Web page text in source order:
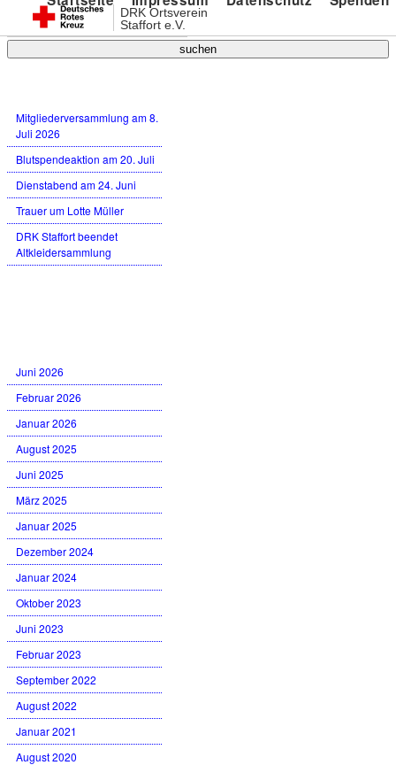
DRK Ortsverein
Staffort e.V.
Mitgliederversammlung am 8.
Juli 2026
Blutspendeaktion am 20. Juli
Dienstabend am 24. Juni
Trauer um Lotte Müller
DRK Staffort beendet
Altkleidersammlung
Juni 2026
Februar 2026
Januar 2026
August 2025
Juni 2025
März 2025
Januar 2025
Dezember 2024
Januar 2024
Oktober 2023
Juni 2023
Februar 2023
September 2022
August 2022
Januar 2021
August 2020